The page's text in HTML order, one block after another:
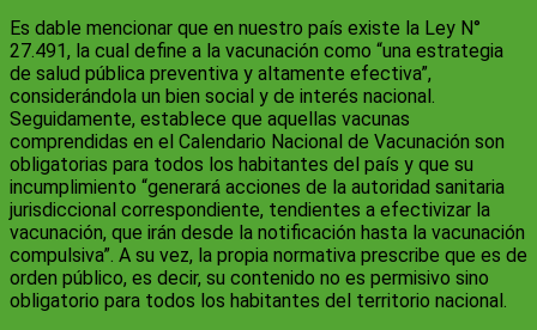
Es dable mencionar que en nuestro país existe la Ley N°
27.491, la cual define a la vacunación como “una estrategia
de salud pública preventiva y altamente efectiva”,
considerándola un bien social y de interés nacional.
Seguidamente, establece que aquellas vacunas
comprendidas en el Calendario Nacional de Vacunación son
obligatorias para todos los habitantes del país y que su
incumplimiento “generará acciones de la autoridad sanitaria
jurisdiccional correspondiente, tendientes a efectivizar la
vacunación, que irán desde la notificación hasta la vacunación
compulsiva”. A su vez, la propia normativa prescribe que es de
orden público, es decir, su contenido no es permisivo sino
obligatorio para todos los habitantes del territorio nacional.